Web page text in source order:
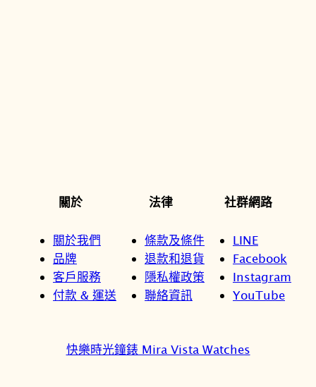
關於
關於我們
品牌
客戶服務
付款 & 運送
法律
條款及條件
退款和退貨
隱私權政策
聯絡資訊
社群網路
LINE
Facebook
Instagram
YouTube
快樂時光鐘錶 Mira Vista Watches